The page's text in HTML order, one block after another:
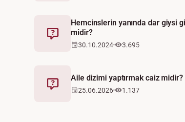
Fetva
Hemcinslerin yanında dar giysi
midir?
30.10.2024 3.695
Fetva
Aile dizimi yaptırmak caiz midir?
25.06.2026 1.137